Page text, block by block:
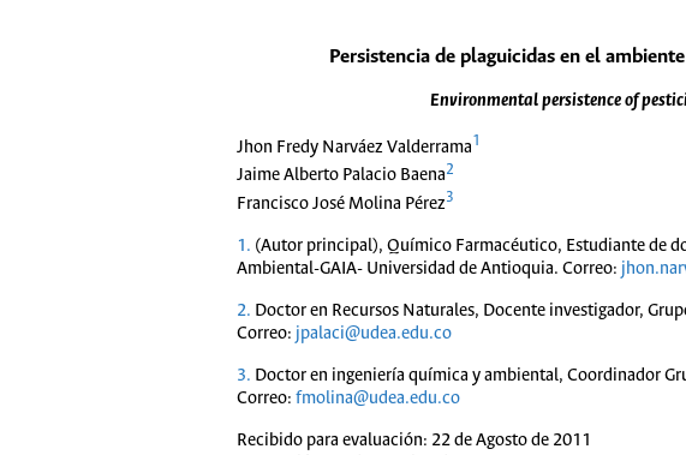
Persistencia de plaguicidas en el
Environmental persistence of
Jhon Fredy Narváez Valderrama1
Jaime Alberto Palacio Baena2
Francisco José Molina Pérez3
1. (Autor principal), Químico Farmacéutico, Estudiante de
Ambiental-GAIA- Universidad de Antioquia. Correo:
2. Doctor en Recursos Naturales, Docente investigador,
Correo: jpalaci@udea.edu.co
3. Doctor en ingeniería química y ambiental, Coordinador
Correo: fmolina@udea.edu.co
Recibido para evaluación: 22 de Agosto de 2011